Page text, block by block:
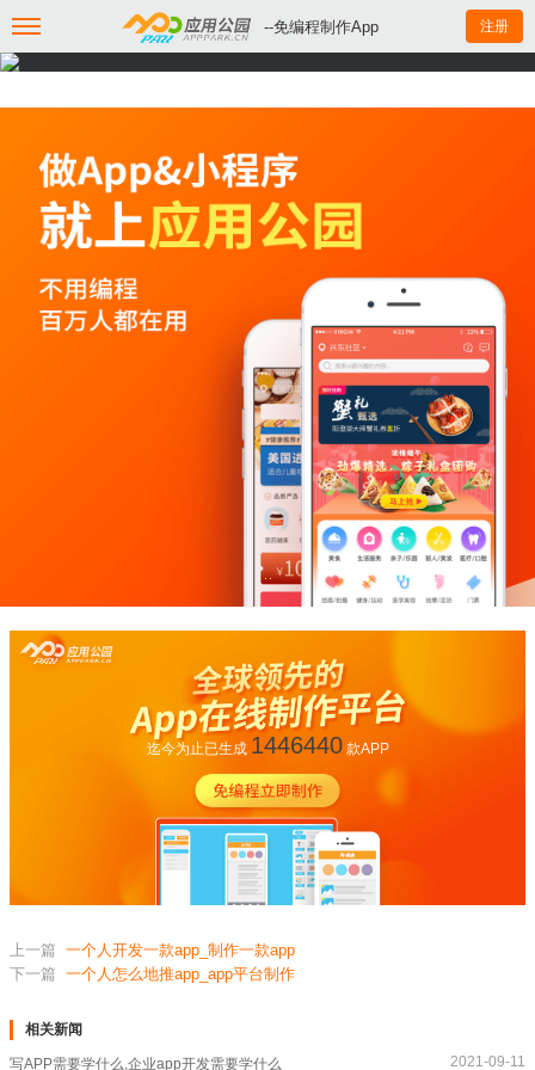
--免编程制作App 注册
迄今为止已生成 1446440款APP
上一篇 一个人开发一款app_制作一款app
下一篇 一个人怎么地推app_app平台制作
相关新闻
写APP需要学什么,企业app开发需要学什么 2021-09-11